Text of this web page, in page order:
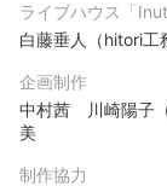
ライブハウス「
白藤垂人（hitori工
企画制作
中村茜 川崎陽子
美
制作協力